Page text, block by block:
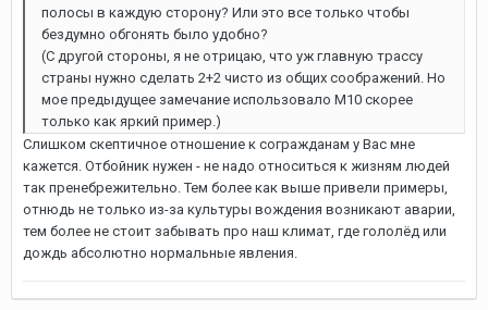
полосы в каждую сторону? Или это все только чтобы
бездумно обгонять было удобно?
(С другой стороны, я не отрицаю, что уж главную трассу
страны нужно сделать 2+2 чисто из общих соображений. Но
мое предыдущее замечание использовало М10 скорее
только как яркий пример.)
Слишком скептичное отношение к согражданам у Вас мне
кажется. Отбойник нужен - не надо относиться к жизням людей
так пренебрежительно. Тем более как выше привели примеры,
отнюдь не только из-за культуры вождения возникают аварии,
тем более не стоит забывать про наш климат, где гололёд или
дождь абсолютно нормальные явления.